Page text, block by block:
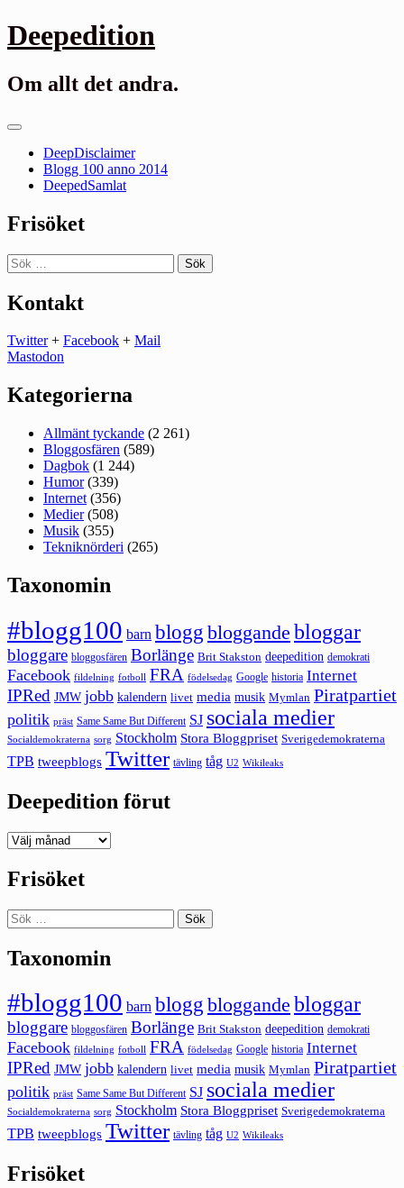
Gå
till
Deepedition
Om allt det andra.
Primär
DeepDisclaimer
Blogg 100 anno 2014
DeepedSamlat
Frisöket
Sök
efter:
Kontakt
Twitter+ Facebook + Mail
Mastodon
Kategorierna
Allmänt tyckande (2 261)
Bloggosfären (589)
Dagbok (1 244)
Humor(339)
Internet (356)
Medier(508)
Musik (355)
Tekniknörderi (265)
Taxonomin
#blogg100 barn blogg bloggande bloggar
bloggare bloggosfären Borlänge Brit Stakston deepedition demokrati
Facebook fildelning fotboll FRA födelsedag Google historia Internet
IPRed JMW jobb kalendern livet media musik Mymlan Piratpartiet
politik präst Same Same But Different SJ sociala medier
Socialdemokraterna sorg Stockholm Stora Bloggpriset Sverigedemokraterna
TPB tweepblogs Twitter tävling tåg U2 Wikileaks
Deepedition förut
Deepedition
Frisöket
Sök
efter:
Taxonomin
#blogg100 barn blogg bloggande bloggar
bloggare bloggosfären Borlänge Brit Stakston deepedition demokrati
Facebook fildelning fotboll FRA födelsedag Google historia Internet
IPRed JMW jobb kalendern livet media musik Mymlan Piratpartiet
politik präst Same Same But Different SJ sociala medier
Socialdemokraterna sorg Stockholm Stora Bloggpriset Sverigedemokraterna
TPB tweepblogs Twitter tävling tåg U2 Wikileaks
Frisöket